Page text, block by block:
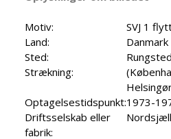
Motiv:
SVJ 1
Land:
Danmark
Sted:
Strækning:
Optagelsestidspunkt:1973-
Driftsselskab eller
fabrik: